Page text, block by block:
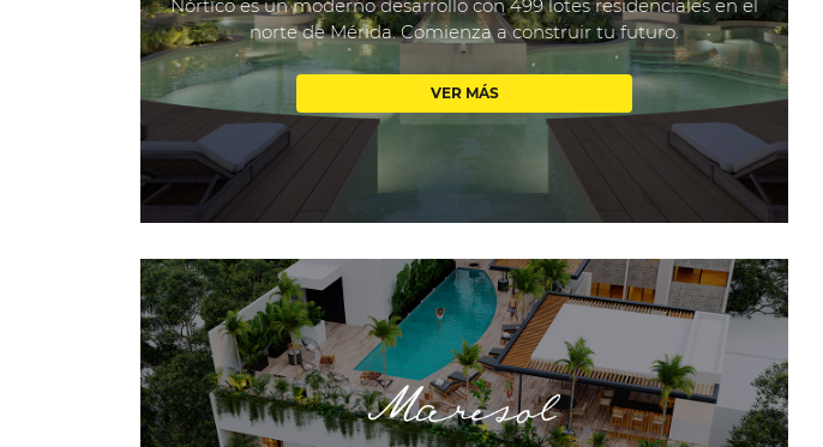
Nórtico es un moderno desarrollo con 499 lotes residenciales en el
norte de Mérida. Comienza a construir tu futuro.
VER MÁS